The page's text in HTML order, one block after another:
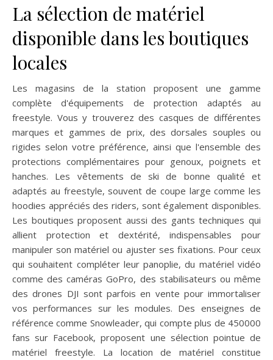
La sélection de matériel
disponible dans les boutiques
locales
Les magasins de la station proposent une gamme
complète d'équipements de protection adaptés au
freestyle. Vous y trouverez des casques de différentes
marques et gammes de prix, des dorsales souples ou
rigides selon votre préférence, ainsi que l'ensemble des
protections complémentaires pour genoux, poignets et
hanches. Les vêtements de ski de bonne qualité et
adaptés au freestyle, souvent de coupe large comme les
hoodies appréciés des riders, sont également disponibles.
Les boutiques proposent aussi des gants techniques qui
allient protection et dextérité, indispensables pour
manipuler son matériel ou ajuster ses fixations. Pour ceux
qui souhaitent compléter leur panoplie, du matériel vidéo
comme des caméras GoPro, des stabilisateurs ou même
des drones DJI sont parfois en vente pour immortaliser
vos performances sur les modules. Des enseignes de
référence comme Snowleader, qui compte plus de 450000
fans sur Facebook, proposent une sélection pointue de
matériel freestyle. La location de matériel constitue